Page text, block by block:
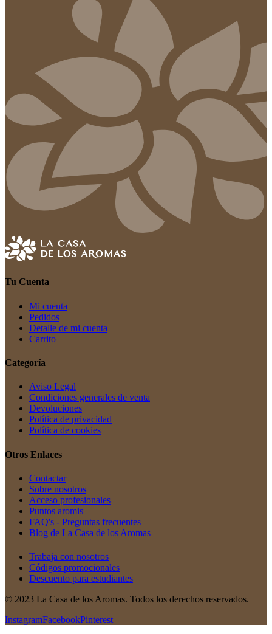
Tu Cuenta
Mi cuenta
Pedidos
Detalle de mi cuenta
Carrito
Categoría
Aviso Legal
Condiciones generales de venta
Devoluciones
Política de privacidad
Política de cookies
Otros Enlaces
Contactar
Sobre nosotros
Acceso profesionales
Puntos aromis
FAQ's - Preguntas frecuentes
Blog de La Casa de los Aromas
Trabaja con nosotros
Códigos promocionales
Descuento para estudiantes
© 2023 La Casa de los Aromas. Todos los derechos reservados.
InstagramFacebookPinterest